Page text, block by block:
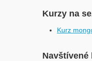
Kurzy na
Kurz
Navštívené